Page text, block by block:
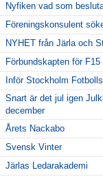
Nyfiken vad som
Föreningskonsulent
NYHET från Järla och
Förbundskapten för
Inför Stockholm
Snart är det jul igen
december
Årets Nackabo
Svensk Vinter
Järlas Ledarakademi